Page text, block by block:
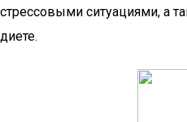
стрессовыми ситуациями, а
диете.